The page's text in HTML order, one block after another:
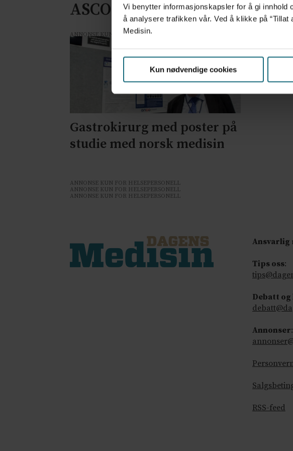
Vi benytter informasjonskapsler for å gi innhold
å analysere trafikken vår. Ved å klikke på
Medisin.
Kun nødvendige cookies
ASCO: – Positivt
ANNONSE KUN FOR HELSEPERSONELL
Gastrokirurg med poster på
studie med norsk medisin
ANNONSE KUN FOR HELSEPERSONELL
ANNONSE KUN FOR HELSEPERSONELL
ANNONSE KUN FOR HELSEPERSONELL
Ansvarlig
Tips oss:
Debatt
Annonser:
RSS-feed